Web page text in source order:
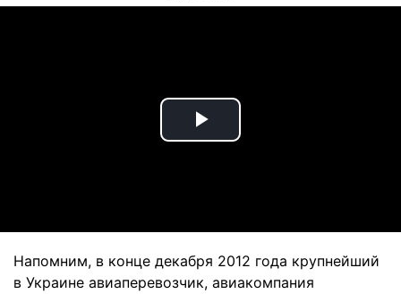
Play
Напомним, в конце декабря 2012 года крупнейший
в Украине авиаперевозчик, авиакомпания